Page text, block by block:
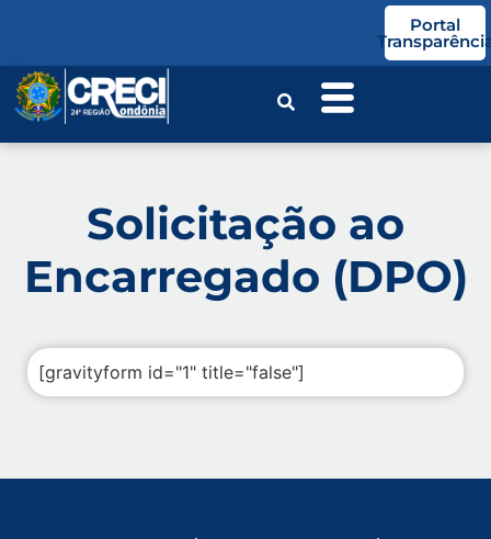
Portal
Solicitação ao
Encarregado (DPO)
[gravityform id="1" title="false"]